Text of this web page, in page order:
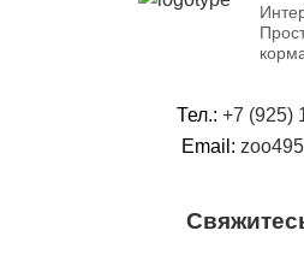
Тел.:+7 (925)
Email: